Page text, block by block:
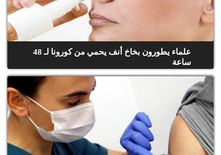
علماء يطورون بخاخ أنف يحمي من كورونا لـ 48
ساعة